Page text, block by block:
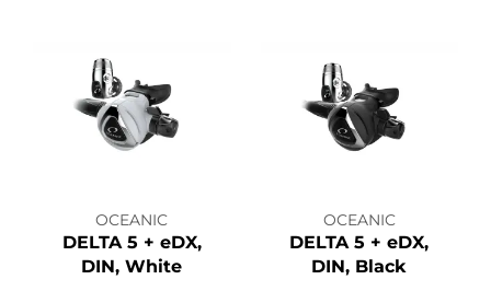
OCEANIC
DELTA 5 + eDX,
DIN, White
OCEANIC
DELTA 5 + eDX,
DIN, Black